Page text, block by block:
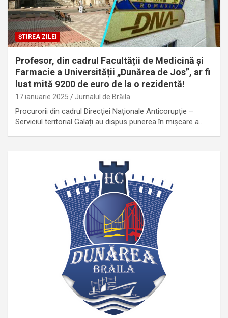
ȘTIREA ZILEI
Profesor, din cadrul Facultății de Medicină și
Farmacie a Universității „Dunărea de Jos”, ar fi
luat mită 9200 de euro de la o rezidentă!
17 ianuarie 2025 Jurnalul de Brăila
Procurorii din cadrul Direcției Naționale Anticorupție –
Serviciul teritorial Galați au dispus punerea în mișcare a…